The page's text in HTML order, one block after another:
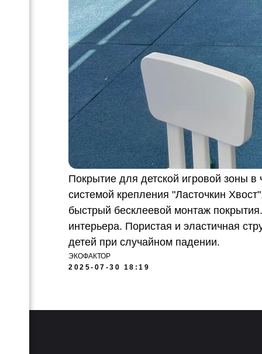
Покрытие для детской игровой зоны
системой крепления "Ласточкин
быстрый бесклеевой монтаж
интерьера. Пористая и эластичная
детей при случайном падении.
ЭКОФАКТОР
2025-07-30 18:19